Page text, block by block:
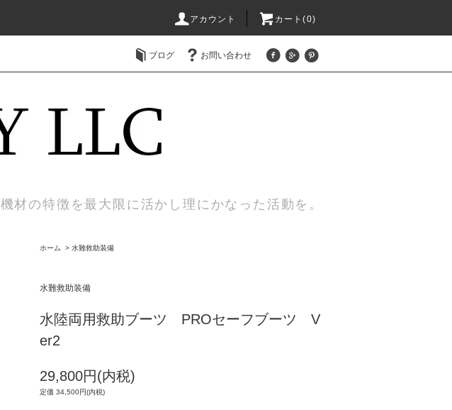
アカウント カート(0)
ブログ お問い合わせ
機材の特徴を最大限に活かし理にかなった活動を。
ホーム > 水難救助装備
水難救助装備
水陸両用救助ブーツ PROセーフブーツ V
er2
29,800円(内税)
定価 34,500円(内税)